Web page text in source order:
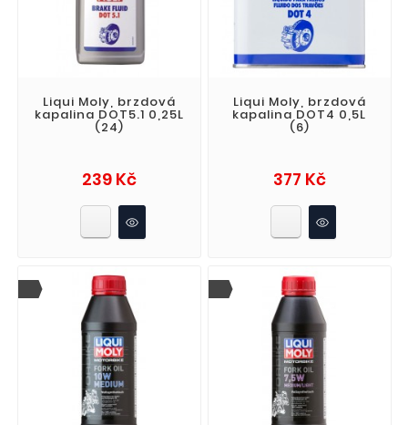
Liqui Moly, brzdová
kapalina DOT5.1 0,25L
(24)
239 KčCena
Liqui Moly, brzdová
kapalina DOT4 0,5L
(6)
377 KčCena